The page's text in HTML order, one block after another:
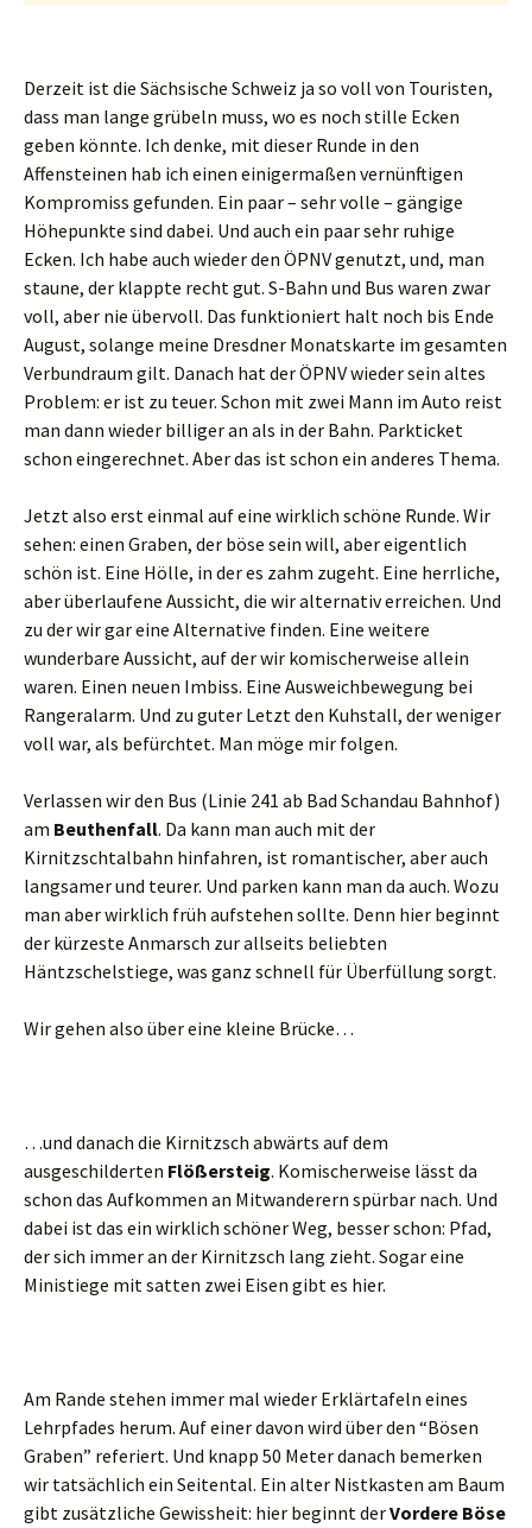
Derzeit ist die Sächsische Schweiz ja so voll von Touristen,
dass man lange grübeln muss, wo es noch stille Ecken
geben könnte. Ich denke, mit dieser Runde in den
Affensteinen hab ich einen einigermaßen vernünftigen
Kompromiss gefunden. Ein paar – sehr volle – gängige
Höhepunkte sind dabei. Und auch ein paar sehr ruhige
Ecken. Ich habe auch wieder den ÖPNV genutzt, und, man
staune, der klappte recht gut. S-Bahn und Bus waren zwar
voll, aber nie übervoll. Das funktioniert halt noch bis Ende
August, solange meine Dresdner Monatskarte im gesamten
Verbundraum gilt. Danach hat der ÖPNV wieder sein altes
Problem: er ist zu teuer. Schon mit zwei Mann im Auto reist
man dann wieder billiger an als in der Bahn. Parkticket
schon eingerechnet. Aber das ist schon ein anderes Thema.
Jetzt also erst einmal auf eine wirklich schöne Runde. Wir
sehen: einen Graben, der böse sein will, aber eigentlich
schön ist. Eine Hölle, in der es zahm zugeht. Eine herrliche,
aber überlaufene Aussicht, die wir alternativ erreichen. Und
zu der wir gar eine Alternative finden. Eine weitere
wunderbare Aussicht, auf der wir komischerweise allein
waren. Einen neuen Imbiss. Eine Ausweichbewegung bei
Rangeralarm. Und zu guter Letzt den Kuhstall, der weniger
voll war, als befürchtet. Man möge mir folgen.
Verlassen wir den Bus (Linie 241 ab Bad Schandau Bahnhof)
am Beuthenfall. Da kann man auch mit der
Kirnitzschtalbahn hinfahren, ist romantischer, aber auch
langsamer und teurer. Und parken kann man da auch. Wozu
man aber wirklich früh aufstehen sollte. Denn hier beginnt
der kürzeste Anmarsch zur allseits beliebten
Häntzschelstiege, was ganz schnell für Überfüllung sorgt.
Wir gehen also über eine kleine Brücke…
…und danach die Kirnitzsch abwärts auf dem
ausgeschilderten Flößersteig. Komischerweise lässt da
schon das Aufkommen an Mitwanderern spürbar nach. Und
dabei ist das ein wirklich schöner Weg, besser schon: Pfad,
der sich immer an der Kirnitzsch lang zieht. Sogar eine
Ministiege mit satten zwei Eisen gibt es hier.
Am Rande stehen immer mal wieder Erklärtafeln eines
Lehrpfades herum. Auf einer davon wird über den “Bösen
Graben” referiert. Und knapp 50 Meter danach bemerken
wir tatsächlich ein Seitental. Ein alter Nistkasten am Baum
gibt zusätzliche Gewissheit: hier beginnt derVordere Böse